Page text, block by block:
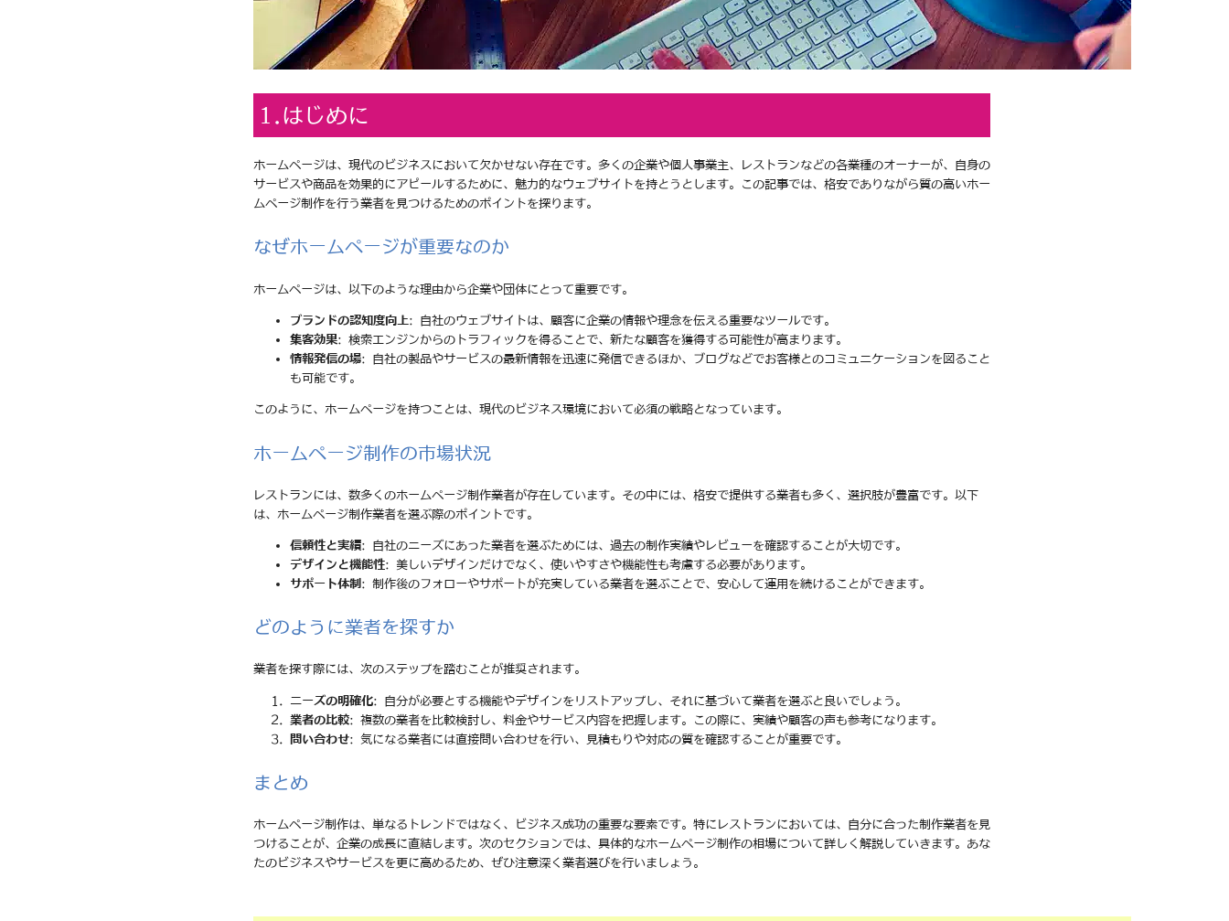
1.はじめに
ホームページは、現代のビジネスにおいて欠かせない存在です。多くの企業や個人事業主、レストランなどの各業種のオーナーが、自身の
サービスや商品を効果的にアピールするために、魅力的なウェブサイトを持とうとします。この記事では、格安でありながら質の高いホー
ムページ制作を行う業者を見つけるためのポイントを探ります。
なぜホームページが重要なのか
ホームページは、以下のような理由から企業や団体にとって重要です。
ブランドの認知度向上: 自社のウェブサイトは、顧客に企業の情報や理念を伝える重要なツールです。
集客効果: 検索エンジンからのトラフィックを得ることで、新たな顧客を獲得する可能性が高まります。
情報発信の場: 自社の製品やサービスの最新情報を迅速に発信できるほか、ブログなどでお客様とのコミュニケーションを図ること
も可能です。
このように、ホームページを持つことは、現代のビジネス環境において必須の戦略となっています。
ホームページ制作の市場状況
レストランには、数多くのホームページ制作業者が存在しています。その中には、格安で提供する業者も多く、選択肢が豊富です。以下
は、ホームページ制作業者を選ぶ際のポイントです。
信頼性と実績: 自社のニーズにあった業者を選ぶためには、過去の制作実績やレビューを確認することが大切です。
デザインと機能性: 美しいデザインだけでなく、使いやすさや機能性も考慮する必要があります。
サポート体制 : 制作後のフォローやサポートが充実している業者を選ぶことで、安心して運用を続けることができます。
どのように業者を探すか
業者を探す際には、次のステップを踏むことが推奨されます。
ニーズの明確化: 自分が必要とする機能やデザインをリストアップし、それに基づいて業者を選ぶと良いでしょう。
業者の比較: 複数の業者を比較検討し、料金やサービス内容を把握します。この際に、実績や顧客の声も参考になります。
問い合わせ: 気になる業者には直接問い合わせを行い、見積もりや対応の質を確認することが重要です。
まとめ
ホームページ制作は、単なるトレンドではなく、ビジネス成功の重要な要素です。特にレストランにおいては、自分に合った制作業者を見
つけることが、企業の成長に直結します。次のセクションでは、具体的なホームページ制作の相場について詳しく解説していきます。あな
たのビジネスやサービスを更に高めるため、ぜひ注意深く業者選びを行いましょう。